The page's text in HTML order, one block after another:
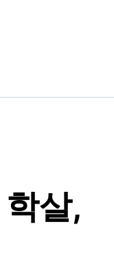
살,